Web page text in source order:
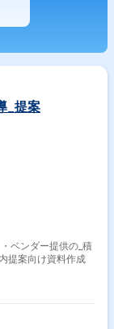
_提案
査(SW、ライセンス、作業内容等) ・社内提案向け資料作成